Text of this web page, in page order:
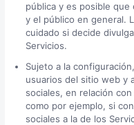
pública y es posible
y el público en general.
cuidado si decide
Servicios.
Sujeto a la
usuarios del sitio web y
sociales, en relación
como por ejemplo, si
sociales a la de los